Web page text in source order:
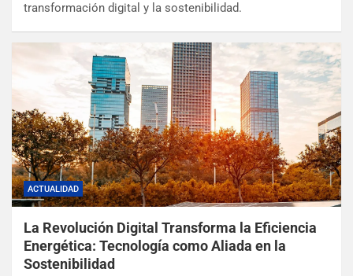
transformación digital y la sostenibilidad.
ACTUALIDAD
La Revolución Digital Transforma la Eficiencia
Energética: Tecnología como Aliada en la
Sostenibilidad